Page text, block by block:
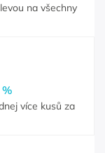
na všechny
více kusů za